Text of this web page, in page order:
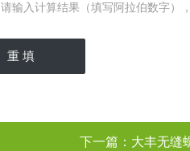
请输入计算结果（填写阿拉伯数字）
下一篇： 大丰无缝螺旋